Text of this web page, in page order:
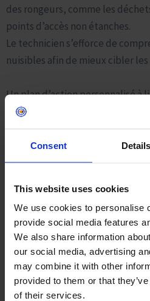
Consent Details
This website uses cookies
We use cookies to personalise
provide social media features
We also share information
our social media, advertising
may combine it with other
provided to them or that
of their services.
des rongeurs, comme les
points d’accès non étanches.
Le technicien s’efforce de
nuisibles afin de mieux cibler
Un plan d’action personnalisé à
diagnostic est établi. L’expert
précautions à adopter,
sécurité des enfants, des
Les méthodes de dératisation
des appâts empoisonnés, ou la
d’appâtages, selon la gravité
préférences du client.
Le dératiseur procède à